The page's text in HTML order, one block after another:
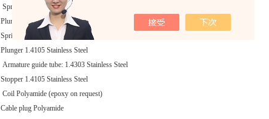
Spring 1.4310 Stainless Steel
Plunger Seal NBR (FKM optional)
Spring 1.4310 Stainless Steel
Plunger 1.4105 Stainless Steel
Armature guide tube: 1.4303 Stainless Steel
Stopper 1.4105 Stainless Steel
Coil Polyamide (epoxy on request)
Cable plug Polyamide